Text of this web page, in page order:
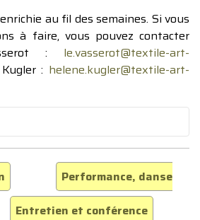
au fil des semaines. Si vous
à faire, vous pouvez contacter
: le.vasserot@textile-art-
: helene.kugler@textile-art-
Performance, danse
Entretien et conférence